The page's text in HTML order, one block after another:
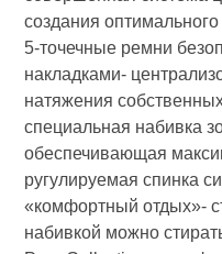
создания
5-точечные ремни
накладками-
натяжения
специальная набивка
обеспечивающая
ругулируемая спинка
«комфортный отдых»-
набивкой можно